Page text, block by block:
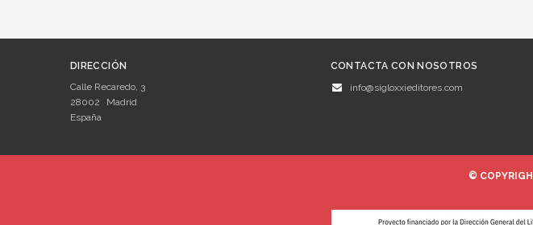
DIRECCIÓN
Calle Recaredo, 3
28002
Madrid
España
CONTACTA CON NOSOTROS
info@sigloxxieditores.com
©